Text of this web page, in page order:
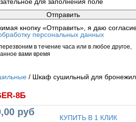
кнопку «Отправить», я даю
персональных данных
в течение часа или в любое другое,
вами время
Шкаф сушильный для
8Б
руб
КУПИТЬ В 1 КЛИК